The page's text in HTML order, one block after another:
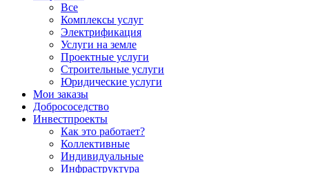
Все
Комплексы услуг
Электрификация
Услуги на земле
Проектные услуги
Строительные услуги
Юридические услуги
Мои заказы
Добрососедство
Инвестпроекты
Как это работает?
Коллективные
Индивидуальные
Инфраструктура